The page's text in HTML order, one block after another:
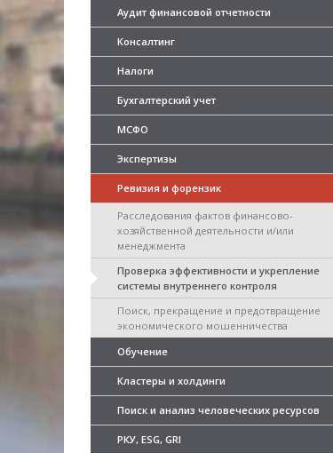
Аудит финансовой отчетности
Консалтинг
Налоги
Бухгалтерский учет
МСФО
Экспертизы
Ревизия и форензик
Расследования фактов финансово-
хозяйственной деятельности и/или
менеджмента
Проверка эффективности и укрепление
системы внутреннего контроля
Поиск, прекращение и предотвращение
экономического мошенничества
Обучение
Кластеры и холдинги
Поиск и анализ человеческих ресурсов
РКУ, ESG, GRI